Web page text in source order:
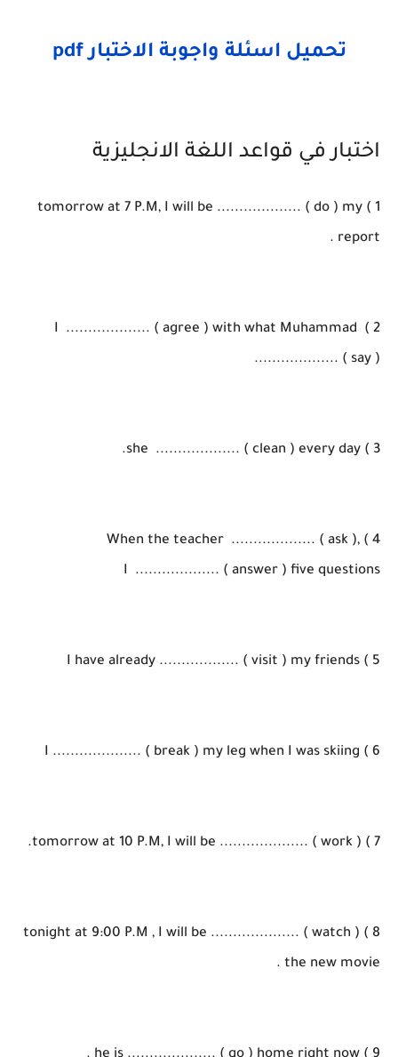
تحميل اسئلة واجوبة الاختبار pdf
اختبار في قواعد اللغة الانجليزية
1 ) tomorrow at 7 P.M, I will be ................... ( do ) my
report .
2 ) I ................... ( agree ) with what Muhammad
................... ( say )
3 ) she ................... ( clean ) every day.
4 ) When the teacher ................... ( ask ),
I ................... ( answer ) five questions
5 ) I have already .................. ( visit ) my friends
6 ) I .................... ( break ) my leg when I was skiing
7 ) tomorrow at 10 P.M, I will be .................... ( work ).
8 ) tonight at 9:00 P.M , I will be .................... ( watch )
the new movie .